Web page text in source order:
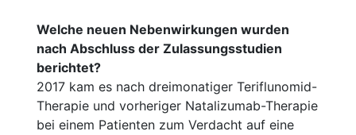
Welche neuen Nebenwirkungen wurden
nach Abschluss der Zulassungsstudien
berichtet?
2017 kam es nach dreimonatiger Teriflunomid-
Therapie und vorheriger Natalizumab-Therapie
bei einem Patienten zum Verdacht auf eine